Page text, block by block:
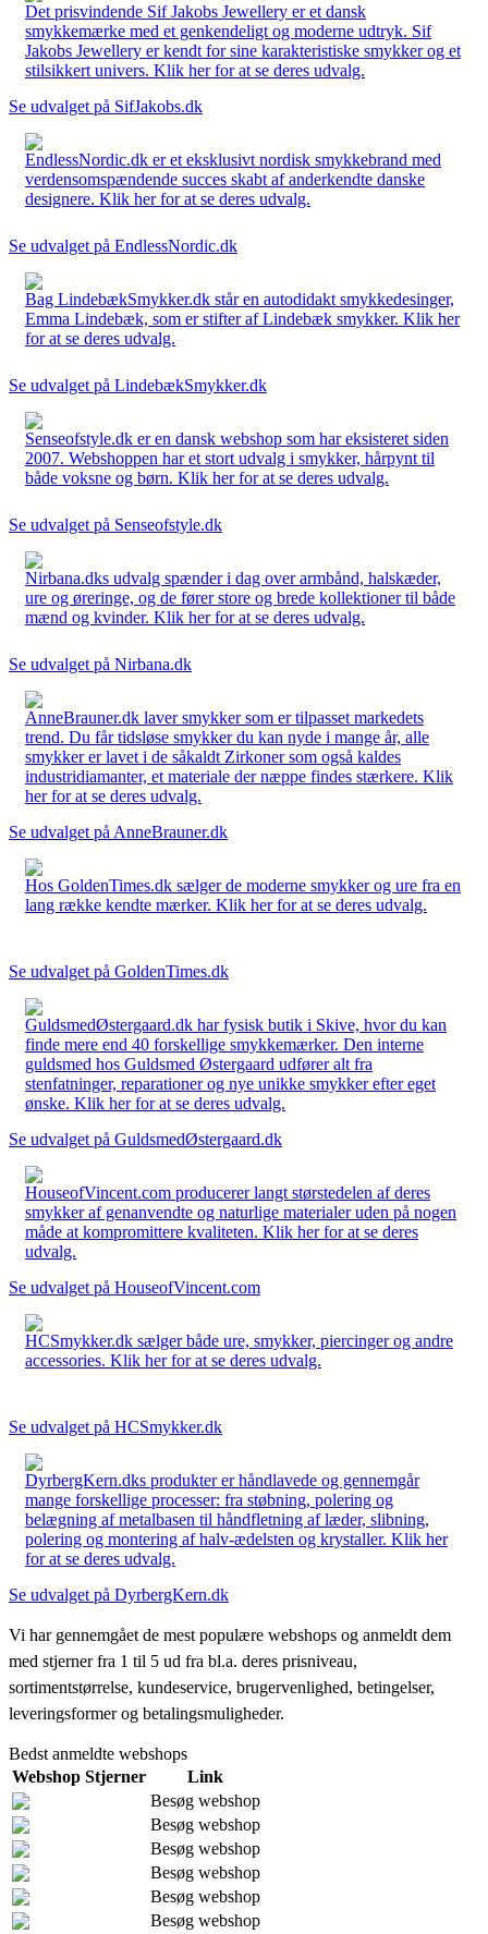
Det prisvindende Sif Jakobs Jewellery er et dansk
smykkemærke med et genkendeligt og moderne udtryk. Sif
Jakobs Jewellery er kendt for sine karakteristiske smykker og et
stilsikkert univers. Klik her for at se deres udvalg.
Se udvalget på SifJakobs.dk
EndlessNordic.dk er et eksklusivt nordisk smykkebrand med
verdensomspændende succes skabt af anderkendte danske
designere. Klik her for at se deres udvalg.
Se udvalget på EndlessNordic.dk
Bag LindebækSmykker.dk står en autodidakt smykkedesinger,
Emma Lindebæk, som er stifter af Lindebæk smykker. Klik her
for at se deres udvalg.
Se udvalget på LindebækSmykker.dk
Senseofstyle.dk er en dansk webshop som har eksisteret siden
2007. Webshoppen har et stort udvalg i smykker, hårpynt til
både voksne og børn. Klik her for at se deres udvalg.
Se udvalget på Senseofstyle.dk
Nirbana.dks udvalg spænder i dag over armbånd, halskæder,
ure og øreringe, og de fører store og brede kollektioner til både
mænd og kvinder. Klik her for at se deres udvalg.
Se udvalget på Nirbana.dk
AnneBrauner.dk laver smykker som er tilpasset markedets
trend. Du får tidsløse smykker du kan nyde i mange år, alle
smykker er lavet i de såkaldt Zirkoner som også kaldes
industridiamanter, et materiale der næppe findes stærkere. Klik
her for at se deres udvalg.
Se udvalget på AnneBrauner.dk
Hos GoldenTimes.dk sælger de moderne smykker og ure fra en
lang række kendte mærker. Klik her for at se deres udvalg.
Se udvalget på GoldenTimes.dk
GuldsmedØstergaard.dk har fysisk butik i Skive, hvor du kan
finde mere end 40 forskellige smykkemærker. Den interne
guldsmed hos Guldsmed Østergaard udfører alt fra
stenfatninger, reparationer og nye unikke smykker efter eget
ønske. Klik her for at se deres udvalg.
Se udvalget på GuldsmedØstergaard.dk
HouseofVincent.com producerer langt størstedelen af deres
smykker af genanvendte og naturlige materialer uden på nogen
måde at kompromittere kvaliteten. Klik her for at se deres
udvalg.
Se udvalget på HouseofVincent.com
HCSmykker.dk sælger både ure, smykker, piercinger og andre
accessories. Klik her for at se deres udvalg.
Se udvalget på HCSmykker.dk
DyrbergKern.dks produkter er håndlavede og gennemgår
mange forskellige processer: fra støbning, polering og
belægning af metalbasen til håndfletning af læder, slibning,
polering og montering af halv-ædelsten og krystaller. Klik her
for at se deres udvalg.
Se udvalget på DyrbergKern.dk
Vi har gennemgået de mest populære webshops og anmeldt dem
med stjerner fra 1 til 5 ud fra bl.a. deres prisniveau,
sortimentstørrelse, kundeservice, brugervenlighed, betingelser,
leveringsformer og betalingsmuligheder.
Bedst anmeldte webshops
Webshop Stjerner
Link
Besøg webshop
Besøg webshop
Besøg webshop
Besøg webshop
Besøg webshop
Besøg webshop